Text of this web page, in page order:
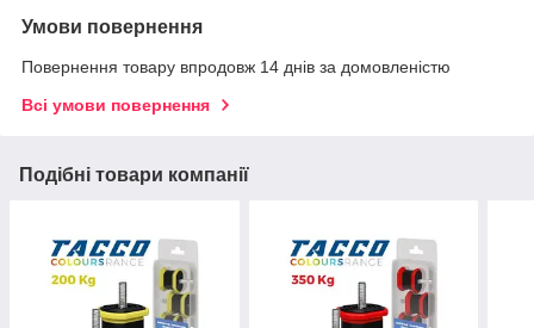
Умови повернення
Повернення товару впродовж 14 днів за домовленістю
Всі умови повернення
Подібні товари компанії